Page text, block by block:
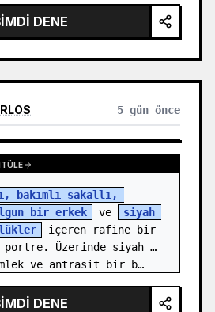
DENE
5 gün önce
bakımlı sakallı,
bir erkek
ve
siyah
içeren rafine bir
portre. Üzerinde siyah
ve antrasit bir b…
DENE